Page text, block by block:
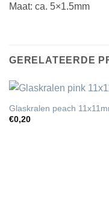
Maat: ca. 5×1.5mm
GERELATEERDE
Glaskralen peach
€0,20